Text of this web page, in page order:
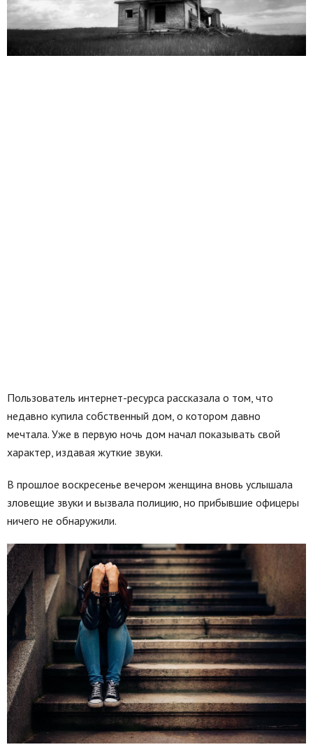
Пользователь интернет-ресурса рассказала о том, что
недавно купила собственный дом, о котором давно
мечтала. Уже в первую ночь дом начал показывать свой
характер, издавая жуткие звуки.
В прошлое воскресенье вечером женщина вновь услышала
зловещие звуки и вызвала полицию, но прибывшие офицеры
ничего не обнаружили.